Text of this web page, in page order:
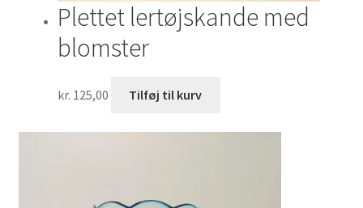
Plettet lertøjskande med
blomster
kr. 125,00 Tilføj til kurv